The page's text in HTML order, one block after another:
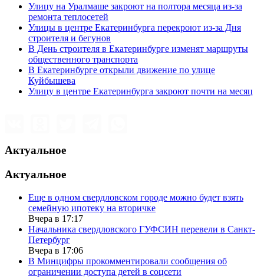
Улицу на Уралмаше закроют на полтора месяца из-за
ремонта теплосетей
Улицы в центре Екатеринбурга перекроют из-за Дня
строителя и бегунов
В День строителя в Екатеринбурге изменят маршруты
общественного транспорта
В Екатеринбурге открыли движение по улице
Куйбышева
Улицу в центре Екатеринбурга закроют почти на месяц
Актуальное
Актуальное
Еще в одном свердловском городе можно будет взять
семейную ипотеку на вторичке
Вчера в 17:17
Начальника свердловского ГУФСИН перевели в Санкт-
Петербург
Вчера в 17:06
В Минцифры прокомментировали сообщения об
ограничении доступа детей в соцсети